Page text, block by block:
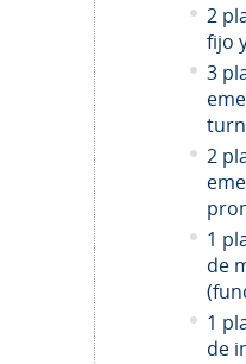
2
fijo
3
2
1
de
1
de